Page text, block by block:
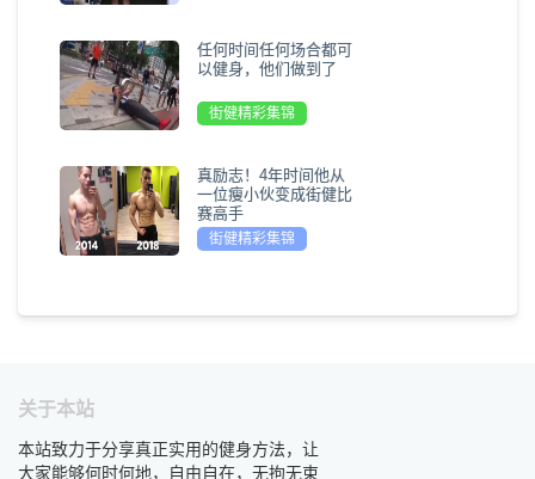
任何时间任何场合都可
以健身，他们做到了
街健精彩集锦
真励志！4年时间他从
一位瘦小伙变成街健比
赛高手
街健精彩集锦
关于本站
本站致力于分享真正实用的健身方法，让
大家能够何时何地，自由自在，无拘无束